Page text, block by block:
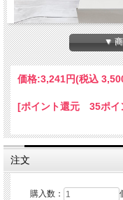
▼ 商
価格:3,241円(税込
[ポイント還元 35ポイ
注文
購入数：